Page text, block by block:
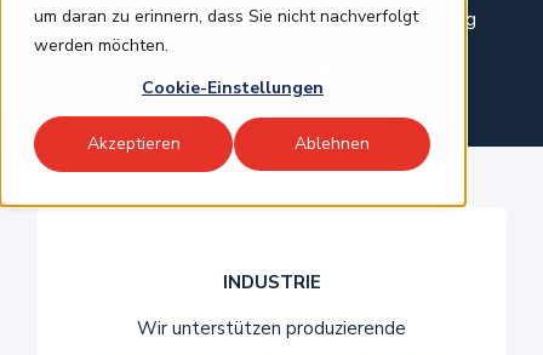
um daran zu erinnern, dass Sie nicht nachverfolgt
werden möchten.
Cookie-Einstellungen
Akzeptieren Ablehnen
Hier sehen Sie, in welchen Branchen wir schon tätig
waren.
INDUSTRIE
Wir unterstützen produzierende